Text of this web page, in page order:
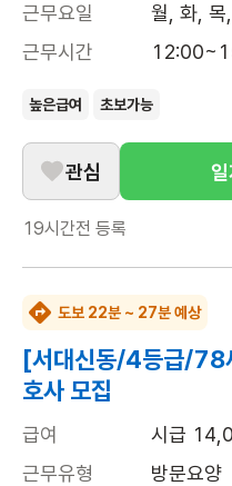
근무요일
월, 화,
근무시간
높은급여 초보가능
관심
19시간전 등록
도보 22분 ~ 27분 예상
[서대신동/4등급/78
호사 모집
급여
시급
근무유형
방문요양